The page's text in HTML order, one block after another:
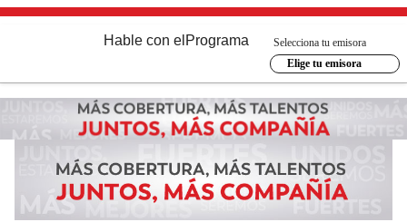
Hable con el Programa
Selecciona tu emisora
Elige tu emisora